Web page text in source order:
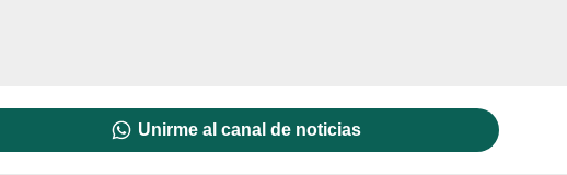
Unirme al canal de noticias